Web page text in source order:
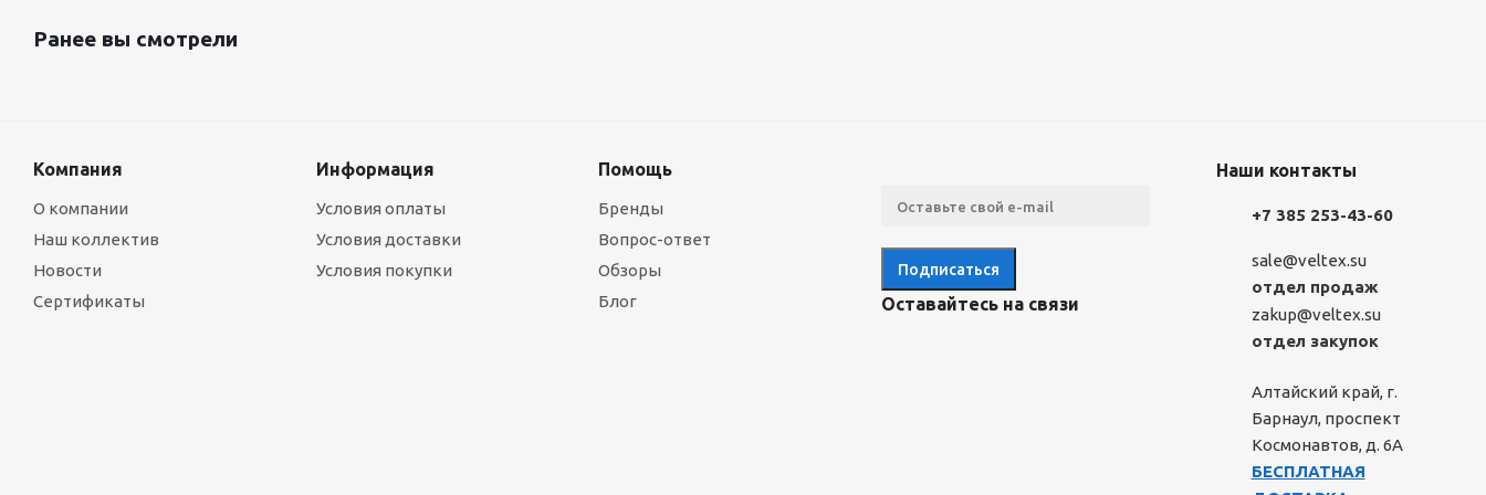
Ранее вы смотрели
Компания
О компании
Наш коллектив
Новости
Сертификаты
Информация
Условия оплаты
Условия доставки
Условия покупки
Помощь
Бренды
Вопрос-ответ
Обзоры
Блог
Оставайтесь на связи
Наши контакты
+7 385 253-43-60
sale@veltex.su
отдел продаж
zakup@veltex.su
отдел закупок
Алтайский край, г.
Барнаул, проспект
Космонавтов, д. 6А
БЕСПЛАТНАЯ